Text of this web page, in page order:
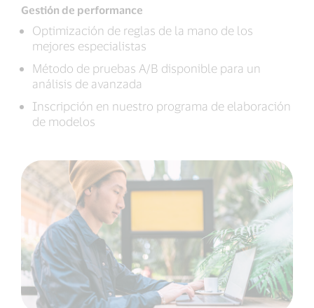
Gestión de performance
Optimización de reglas de la mano de los
mejores especialistas
Método de pruebas A/B disponible para un
análisis de avanzada
Inscripción en nuestro programa de elaboración
de modelos